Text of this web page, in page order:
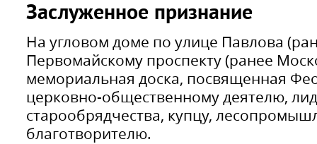
Заслуженное признание
На угловом доме по улице Павлова
Первомайскому проспекту (ранее
мемориальная доска, посвященная
церковно-общественному деятелю,
старообрядчества, купцу,
благотворителю.